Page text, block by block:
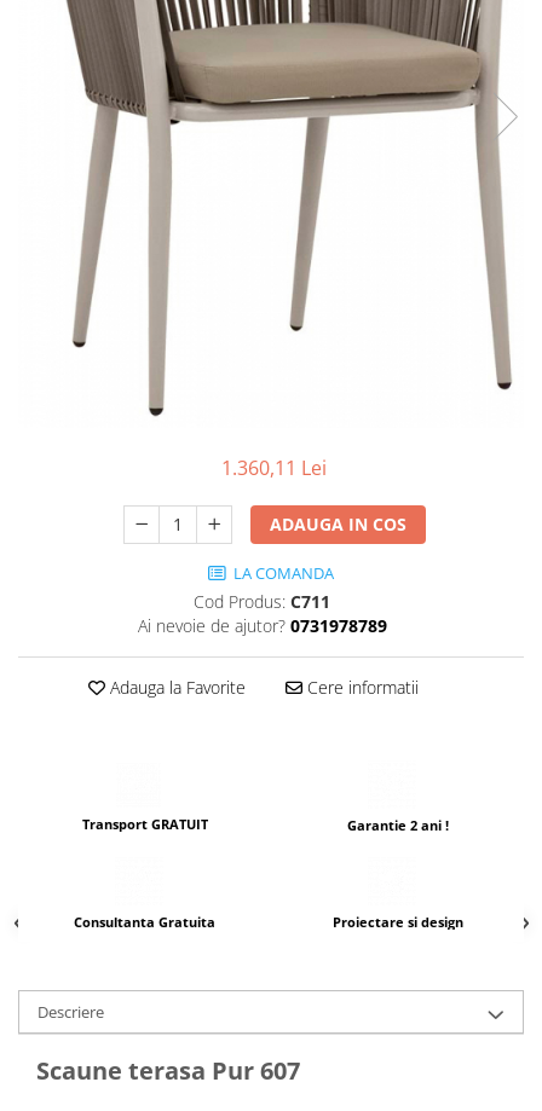
Scaune terasa
Seturi Terasa
Sezlonguri si Baldachine
Scaune Inalte De Bar
1.360,11 Lei
ADAUGA IN COS
LA COMANDA
Cod Produs: C711
Ai nevoie de ajutor? 0731978789
Adauga la Favorite Cere informatii
Transport GRATUIT Garantie 2 ani !
Consultanta Gratuita Proiectare si design
Descriere
Scaune terasa Pur 607